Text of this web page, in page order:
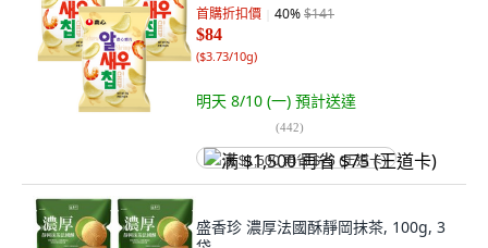
首購折扣價 40%$141
$84
($3.73/10g)
明天 8/10 (一) 預計送達
(442)
满 $1,500 再省 $75 (王道卡)
盛香珍 濃厚法國酥靜岡抹茶, 100g, 3